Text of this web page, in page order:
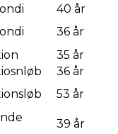
40 år
36 år
35 år
36 år
53 år
39 år